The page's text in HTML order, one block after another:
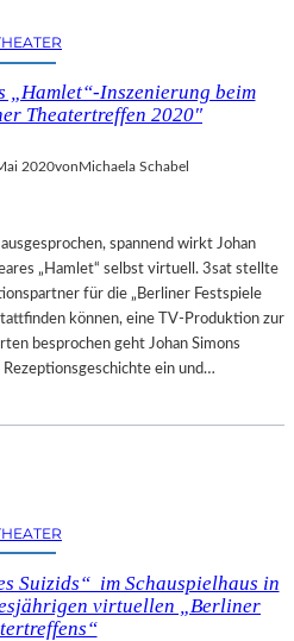
„Hamlet“-Inszenierung beim
Theatertreffen 2020″
2020von Michaela Schabel
spannend wirkt Johan
„Hamlet“ selbst virtuell. 3sat stellte
für die „Berliner Festspiele
können, eine TV-Produktion zur
besprochen geht Johan Simons
Rezeptionsgeschichte ein und…
Suizids“ im Schauspielhaus in
virtuellen „Berliner